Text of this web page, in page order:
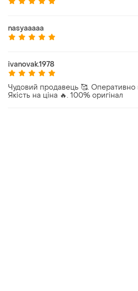
nasyaaaaa
ivanovak.1978
Чудовий продавець 🥰. Оперативно
Якість на ціна 🔥. 100% оригінал